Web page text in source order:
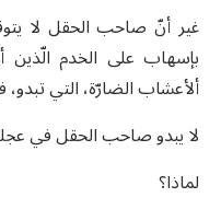
غير أنّ صاحب الحقل لا
بإسهاب على الخدم الّذين
ألأعشاب الضارّة، التي
لا يبدو صاحب الحقل في
لماذا؟